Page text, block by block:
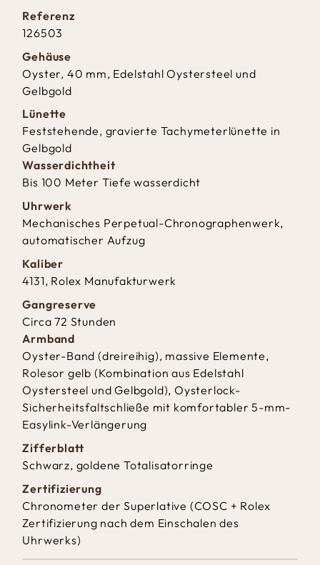
Referenz
126503
Gehäuse
Oyster, 40 mm, Edelstahl Oystersteel und
Gelbgold
Lünette
Feststehende, gravierte Tachymeterlünette in
Gelbgold
Wasserdichtheit
Bis 100 Meter Tiefe wasserdicht
Uhrwerk
Mechanisches Perpetual-Chronographenwerk,
automatischer Aufzug
Kaliber
4131, Rolex Manufakturwerk
Gangreserve
Circa 72 Stunden
Armband
Oyster-Band (dreireihig), massive Elemente,
Rolesor gelb (Kombination aus Edelstahl
Oystersteel und Gelbgold), Oysterlock-
Sicherheitsfaltschließe mit komfortabler 5-mm-
Easylink-Verlängerung
Zifferblatt
Schwarz, goldene Totalisatorringe
Zertifizierung
Chronometer der Superlative (COSC + Rolex
Zertifizierung nach dem Einschalen des
Uhrwerks)